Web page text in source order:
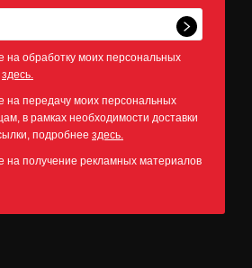
на обработку моих персональных
здесь.
на передачу моих персональных
в рамках необходимости доставки
подробнее здесь.
на получение рекламных материалов